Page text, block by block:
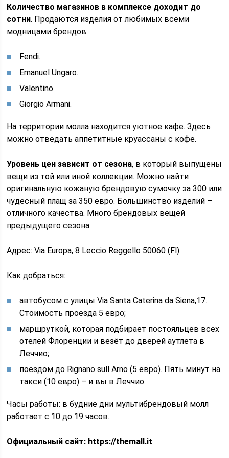
Количество магазинов в комплексе доходит до
сотни. Продаются изделия от любимых всеми
модницами брендов:
Fendi.
Emanuel Ungaro.
Valentino.
Giorgio Armani.
На территории молла находится уютное кафе. Здесь
можно отведать аппетитные круассаны с кофе.
Уровень цен зависит от сезона, в который выпущены
вещи из той или иной коллекции. Можно найти
оригинальную кожаную брендовую сумочку за 300 или
чудесный плащ за 350 евро. Большинство изделий –
отличного качества. Много брендовых вещей
предыдущего сезона.
Адрес: Via Europa, 8 Leccio Reggello 50060 (Fl).
Как добраться:
автобусом с улицы Via Santa Caterina da Siena,17.
Стоимость проезда 5 евро;
маршруткой, которая подбирает постояльцев всех
отелей Флоренции и везёт до дверей аутлета в
Леччио;
поездом до Rignano sull Arno (5 евро). Пять минут на
такси (10 евро) – и вы в Леччио.
Часы работы: в будние дни мультибрендовый молл
работает с 10 до 19 часов.
Официальный сайт: https://themall.it